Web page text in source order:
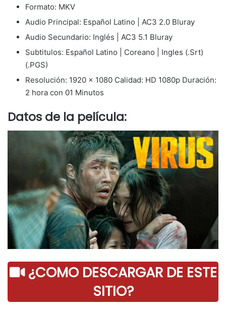
Formato: MKV
Audio Principal: Español Latino | AC3 2.0 Bluray
Audio Secundario: Inglés | AC3 5.1 Bluray
Subtitulos: Español Latino | Coreano | Ingles (.Srt)
(.PGS)
Resolución: 1920 x 1080 Calidad: HD 1080p Duración:
2 hora con 01 Minutos
Datos de la película:
¿COMO DESCARGAR DE ESTE
SITIO?